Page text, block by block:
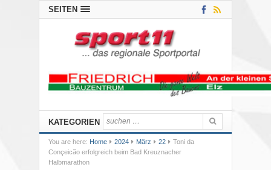
SEITEN
KATEGORIEN
You are here: Home 2024 März 22
Toni da
Conçeicão erfolgreich beim Bad Kreuznacher
Halbmarathon